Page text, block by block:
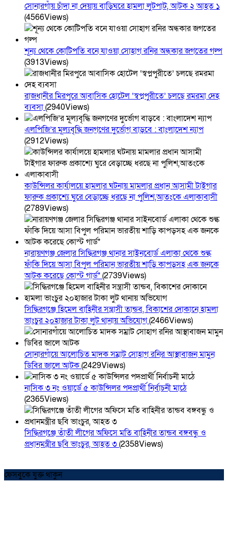
সোনারগাঁয় চাঁদা না দেয়ায় বাড়িঘরে হামলা লুটপাট, আটক ২ আহত ১
(4566Views)
শূন্য থেকে কোটিপতি বনে যাওয়া সোহাগ রনির অন্ধকার জগতের গল্প
(3913Views)
রাজধানীর মিরপুরে আবাসিক হোটেল ‘স্বপ্নপুরীতে’ চলছে রমরমা দেহ
ব্যবসা(2940Views)
এলপিজি’র মূল্যবৃদ্ধি জনগণের দুর্ভোগ বাড়বে : বাংলাদেশ ন্যাপ
(2912Views)
কাউন্সিলর কার্যালয়ে হামলার ঘটনায় মামলার প্রধান আসামী টাইগার
ফারুক প্রকাশ্যে ঘুরে বেড়াচ্ছে ধরছে না পুলিশ,আতংকে এলাকাবাসী
(2789Views)
নারায়ণগঞ্জ জেলার সিদ্ধিরগঞ্জ থানার সাইনবোর্ড এলাকা থেকে শুল্ক
ফাঁকি দিয়ে আসা বিপুল পরিমান ভারতীয় শাড়ি কাপড়সহ এক জনকে
আটক করেছে কোস্ট গার্ড*(2739Views)
সিদ্ধিরগঞ্জে হিমেল বাহিনীর সন্ত্রাসী তান্ডব, বিকাশের দোকানে হামলা
ভাংচুর ২০হাজার টাকা লুট থানায় অভিযোগ(2466Views)
সোনারগাঁয়ে আলোচিত মাদক সম্রাট সোহাগ রনির আস্থাবাজন মামুন
ডিবির জালে আটক(2429Views)
নাসিক ৩ নং ওয়ার্ডে ৫ কাউন্সিলর পদপ্রার্থী নির্বাচনী মাঠে
(2365Views)
সিদ্ধিরগঞ্জে তাঁতী লীগের অফিসে মতি বাহিনীর তান্ডব বঙ্গবন্ধু ও
প্রধানমন্ত্রীর ছবি ভাংচুর, আহত ৩(2358Views)
ফেসবুকে যুক্ত থাকুন